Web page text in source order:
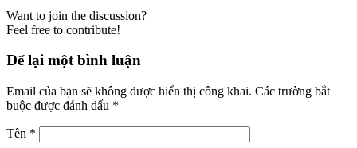
Want to join the discussion?
Feel free to contribute!
Để lại một bình luận
Email của bạn sẽ không được hiển thị công khai. Các trường bắt
buộc được đánh dấu *
Tên *